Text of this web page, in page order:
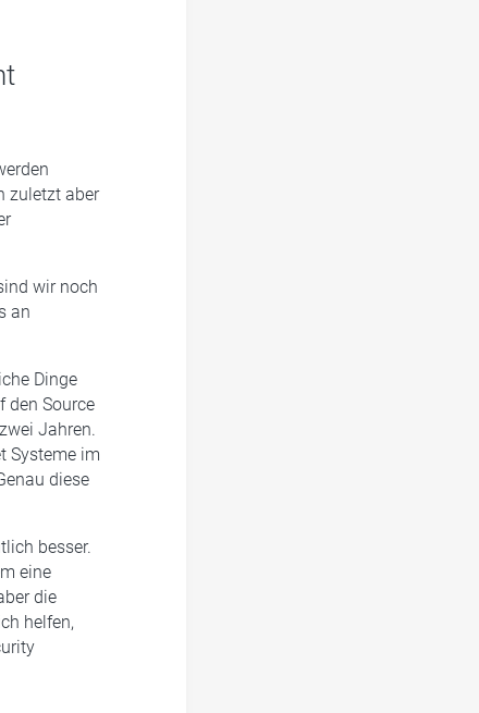
zuletzt aber
wir noch
an
Dinge
den Source
Jahren.
Systeme im
diese
besser.
eine
die
helfen,